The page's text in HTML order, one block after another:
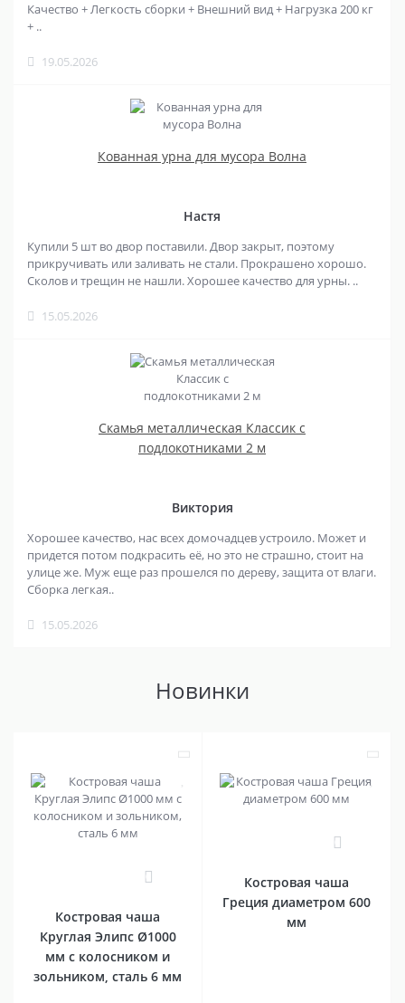
Качество + Легкость сборки + Внешний вид + Нагрузка 200 кг
+ ..
19.05.2026
Кованная урна для мусора Волна
Настя
Купили 5 шт во двор поставили. Двор закрыт, поэтому
прикручивать или заливать не стали. Прокрашено хорошо.
Сколов и трещин не нашли. Хорошее качество для урны. ..
15.05.2026
Скамья металлическая Классик с
подлокотниками 2 м
Виктория
Хорошее качество, нас всех домочадцев устроило. Может и
придется потом подкрасить её, но это не страшно, стоит на
улице же. Муж еще раз прошелся по дереву, защита от влаги.
Сборка легкая..
15.05.2026
Новинки
Костровая чаша
Круглая Элипс Ø1000
мм с колосником и
зольником, сталь 6 мм
Костровая чаша
Греция диаметром 600
мм